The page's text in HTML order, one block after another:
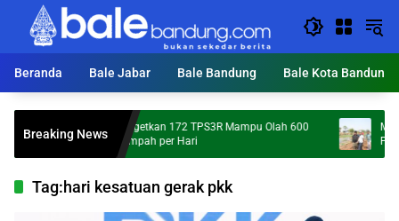
Langsung
konten
Beranda
Bale Jabar Bale Bandung Bale Kota Bandung
Breaking News
KDS Targetkan 172 TPS3R Mampu Olah 600
Ton Sampah per Hari
Mumpung
Tag:hari kesatuan gerak pkk